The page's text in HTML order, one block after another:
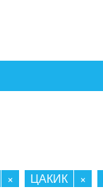
× ЦАКИК ×